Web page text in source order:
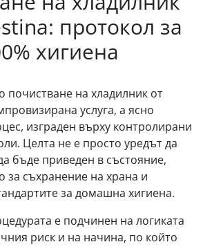
протокол за
хигиена
почистване на хладилник от
услуга, а ясно
изграден върху контролирани
Целта не е просто уредът да
бъде приведен в състояние,
за съхранение на храна и
за домашна хигиена.
е подчинен на логиката
риск и на начина, по който